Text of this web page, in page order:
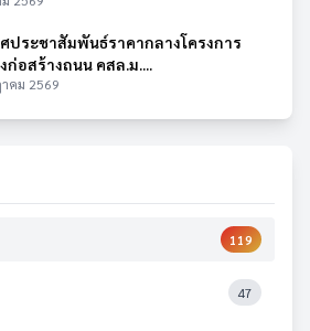
ประชาสัมพันธ์ราคากลางโครงการ
ก่อสร้างถนน คสล.ม....
คม 2569
119
47